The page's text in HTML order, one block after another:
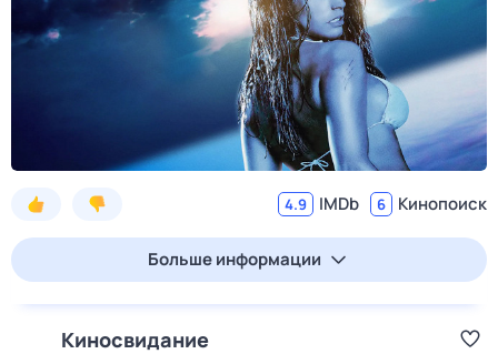
4.9 IMDb 6 Кинопоиск
Больше информации
Киносвидание